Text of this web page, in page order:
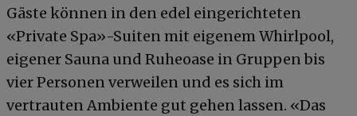
Gäste können in den edel eingerichteten
«Private Spa»-Suiten mit eigenem Whirlpool,
eigener Sauna und Ruheoase in Gruppen bis
vier Personen verweilen und es sich im
vertrauten Ambiente gut gehen lassen. «Das